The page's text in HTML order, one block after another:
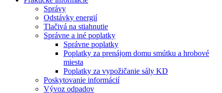
Správy
Odstávky energií
Tlačivá na stiahnutie
Správne a iné poplatky
Správne poplatky
Poplatky za prenájom domu smútku a hrobové
miesta
Poplatky za vypožičanie sály KD
Poskytovanie informácií
Vývoz odpadov